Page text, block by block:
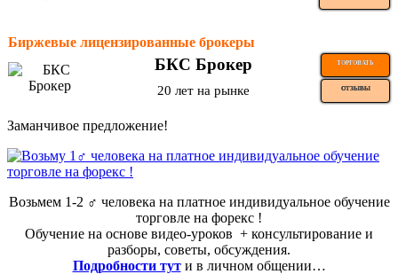
Биржевые лицензированные брокеры
БКС Брокер ТОРГОВАТЬ
20 лет на рынке ОТЗЫВЫ
Заманчивое предложение!
Возьмем 1-2 ‍♂️ человека на платное индивидуальное обучение
торговле на форекс !
Обучение на основе видео-уроков ️ + консультирование и
разборы, советы, обсуждения.
Подробности тут и в личном общении…